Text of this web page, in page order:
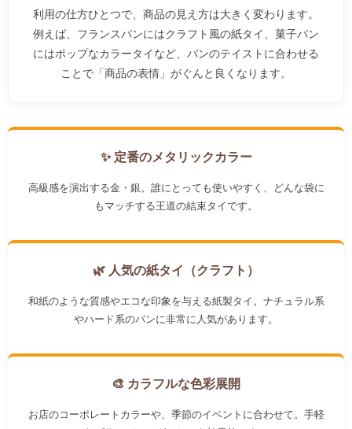
利用の仕方ひとつで、商品の見え方は大きく変わります。
例えば、フランスパンにはクラフト風の紙タイ、菓子パン
にはポップなカラータイなど、パンのテイストに合わせる
ことで「商品の表情」がぐんと良くなります。
✨ 定番のメタリックカラー
高級感を演出する金・銀。誰にとっても使いやすく、どんな袋に
もマッチする王道の結束タイです。
🌿 人気の紙タイ（クラフト）
和紙のような質感やエコな印象を与える紙製タイ。ナチュラル系
やハード系のパンに非常に人気があります。
🎨 カラフルな色彩展開
お店のコーポレートカラーや、季節のイベントに合わせて。手軽